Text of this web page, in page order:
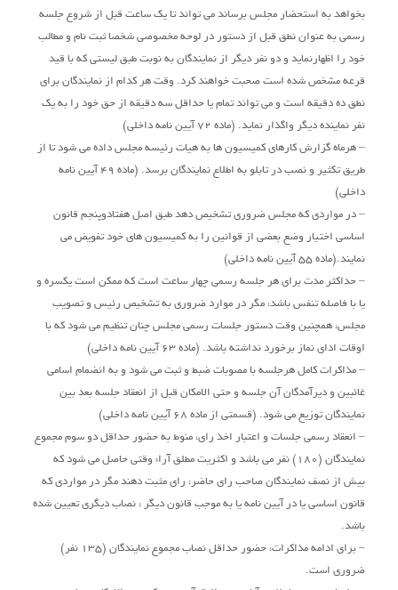
بخواهد به استحضار مجلس برساند می تواند تا یک ساعت قبل از شروع جلسه
رسمی به عنوان نطق قبل از دستور در لوحه مخصوصی شخصا ثبت نام و مطالب
خود را اظهارنماید و دو نفر دیگر از نمایندگان به نوبت طبق لیستی که با قید
قرعه مشخص شده است صحبت خواهند کرد. وقت هر کدام از نمایندگان برای
نطق ده دقیقه است و می تواند تمام یا حداقل سه دقیقه از حق خود را به یک
نفر نماینده دیگر واگذار نماید. (ماده 72 آیین نامه داخلی)
– هرماه گزارش کارهای کمیسیون ها به هیات رئیسه مجلس داده می شود تا از
طریق تکثیر و نصب در تابلو به اطلاع نمایندگان برسد. (ماده 49 آیین نامه
داخلی)
– در مواردی که مجلس ضروری تشخیص دهد طبق اصل هفتادوپنجم قانون
اساسی اختیار وضع بعضی از قوانین را به کمیسیون های خود تفویض می
نمایند.(ماده 55 آیین نامه داخلی)
– حداکثر مدت برای هر جلسه رسمی چهار ساعت است که ممکن است یکسره و
یا با فاصله تنفس باشد، مگر در موارد ضروری به تشخیص رئیس و تصویب
مجلس، همچنین وقت دستور جلسات رسمی مجلس چنان تنظیم می شود که با
اوقات ادای نماز برخورد نداشته باشد. (ماده 63 آیین نامه داخلی)
– مذاکرات کامل هرجلسه با مصوبات ضبط و ثبت می شود و به انضمام اسامی
غائبین و دیرآمدگان آن جلسه و حتی الامکان قبل از انعقاد جلسه بعد بین
نمایندگان توزیع می شود. (قسمتی از ماده 68 آیین نامه داخلی)
– انعقاد رسمی جلسات و اعتبار اخذ رای، منوط به حضور حداقل دو سوم مجموع
نمایندگان (180) نفر می باشد و اکثریت مطلق آراء وقتی حاصل می شود که
بیش از نصف نمایندگان صاحب رای حاضر، رای مثبت دهند مگر در مواردی که
قانون اساسی یا در آیین نامه یا به موجب قانون دیگر ، نصاب دیگری تعیین شده
باشد.
– برای ادامه مذاکرات، حضور حداقل نصاب مجموع نمایندگان (135 نفر)
ضروری است.